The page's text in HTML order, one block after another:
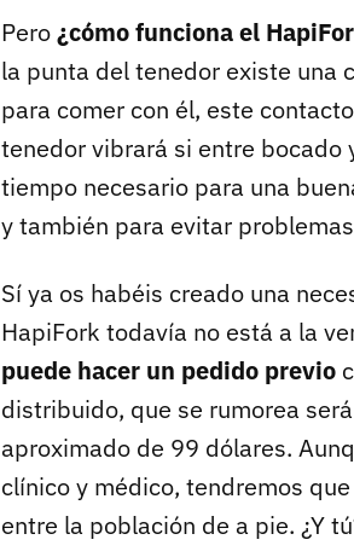
Pero¿cómo funciona el
la punta del tenedor existe una
para comer con él, este
tenedor vibrará si entre bocado
tiempo necesario para una
y también para evitar
Sí ya os habéis creado una
HapiFork todavía no está a la
puede hacer un pedido previo
distribuido, que se rumorea
aproximado de 99 dólares.
clínico y médico, tendremos
entre la población de a pie. ¿Y